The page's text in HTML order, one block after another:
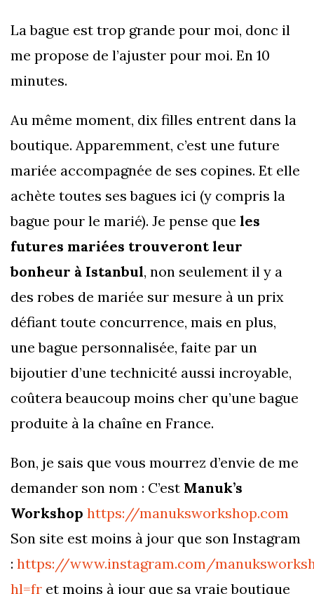
La bague est trop grande pour moi, donc il
me propose de l’ajuster pour moi. En 10
minutes.
Au même moment, dix filles entrent dans la
boutique. Apparemment, c’est une future
mariée accompagnée de ses copines. Et elle
achète toutes ses bagues ici (y compris la
bague pour le marié). Je pense que les
futures mariées trouveront leur
bonheur à Istanbul, non seulement il y a
des robes de mariée sur mesure à un prix
défiant toute concurrence, mais en plus,
une bague personnalisée, faite par un
bijoutier d’une technicité aussi incroyable,
coûtera beaucoup moins cher qu’une bague
produite à la chaîne en France.
Bon, je sais que vous mourrez d’envie de me
demander son nom : C’est Manuk’s
Workshop https://manuksworkshop.com
Son site est moins à jour que son Instagram
: https://www.instagram.com/
hl=fr et moins à jour que sa vraie boutique